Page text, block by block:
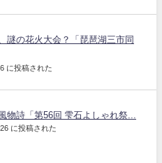
謎の花火大会？「琵琶湖三市同
に投稿された
物詩「第56回 雫石よしゃれ祭...
に投稿された